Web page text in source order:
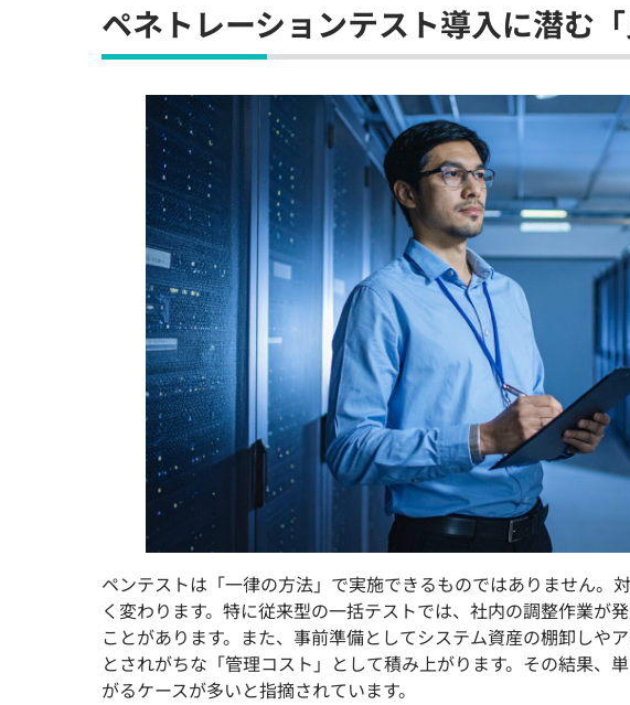
ペネトレーションテスト導入に潜む「
ペンテストは「一律の方法」で実施できるものではありません。
く変わります。特に従来型の一括テストでは、社内の調整作業が
ことがあります。また、事前準備としてシステム資産の棚卸しや
とされがちな「管理コスト」として積み上がります。その結果、
がるケースが多いと指摘されています。